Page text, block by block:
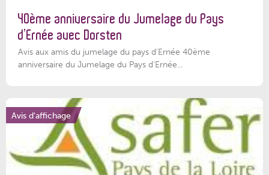
40ème anniversaire du Jumelage du Pays
d’Ernée avec Dorsten
Avis aux amis du jumelage du pays d'Ernée 40ème
anniversaire du Jumelage du Pays d'Ernée...
Avis d'affichage